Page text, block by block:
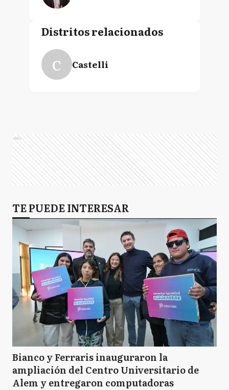
Distritos relacionados
C Castelli
Ads
TE PUEDE INTERESAR
Bianco y Ferraris inauguraron la
ampliación del Centro Universitario de
Alem y entregaron computadoras